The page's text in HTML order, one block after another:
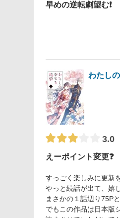
早めの逆転劇望む❗️
わたし
3.0
えーポイント変更❓️
すっごく楽しみに更新
やっと続話が出て、嬉
まさかの１話辺り75P
でもこの作品は日本版